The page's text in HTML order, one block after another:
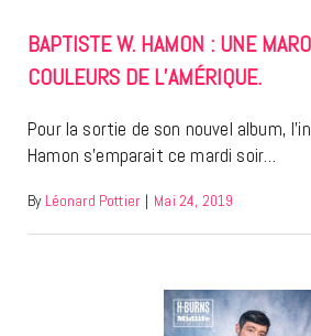
BAPTISTE W. HAMON : UNE
COULEURS DE L’AMÉRIQUE.
Pour la sortie de son nouvel album,
Hamon s’emparait ce mardi soir…
By Léonard Pottier | Mai 24, 2019